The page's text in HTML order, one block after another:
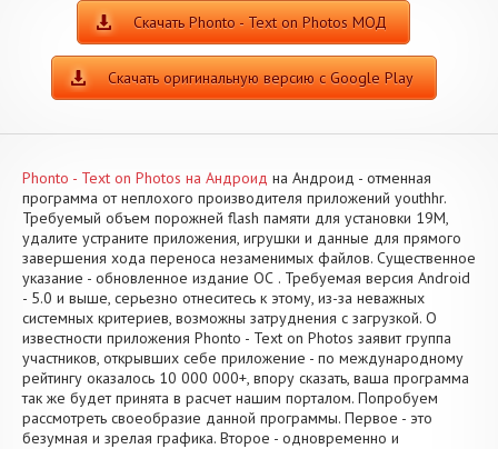
Скачать Phonto - Text on Photos МОД
Скачать оригинальную версию с Google Play
Phonto - Text on Photos на Андроид на Андроид - отменная
программа от неплохого производителя приложений youthhr.
Требуемый объем порожней flash памяти для установки 19M,
удалите устраните приложения, игрушки и данные для прямого
завершения хода переноса незаменимых файлов. Существенное
указание - обновленное издание ОС . Требуемая версия Android
- 5.0 и выше, серьезно отнеситесь к этому, из-за неважных
системных критериев, возможны затруднения с загрузкой. О
известности приложения Phonto - Text on Photos заявит группа
участников, открывших себе приложение - по международному
рейтингу оказалось 10 000 000+, впору сказать, ваша программа
так же будет принята в расчет нашим порталом. Попробуем
рассмотреть своеобразие данной программы. Первое - это
безумная и зрелая графика. Второе - одновременно и